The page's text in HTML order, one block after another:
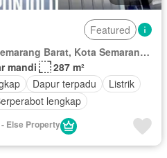
Featured
RW 07, Bojongsalaman, Semarang Barat, Kota Semarang, Jawa Tengah
mandi
287 m²
Dapur terpadu
Listrik
lengkap
Else Property